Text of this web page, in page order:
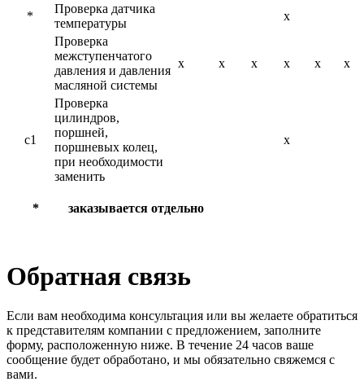
*
Проверка датчика
температуры
x
Проверка
межступенчатого
давления и давления
масляной системы
x x x x x x
c1
Проверка
цилиндров,
поршней,
поршневых колец,
при необходимости
заменить
x
* заказывается отдельно
Обратная связь
Если вам необходима консультация или вы желаете обратиться
к представителям компании с предложением, заполните
форму, расположенную ниже. В течение 24 часов ваше
сообщение будет обработано, и мы обязательно свяжемся с
вами.